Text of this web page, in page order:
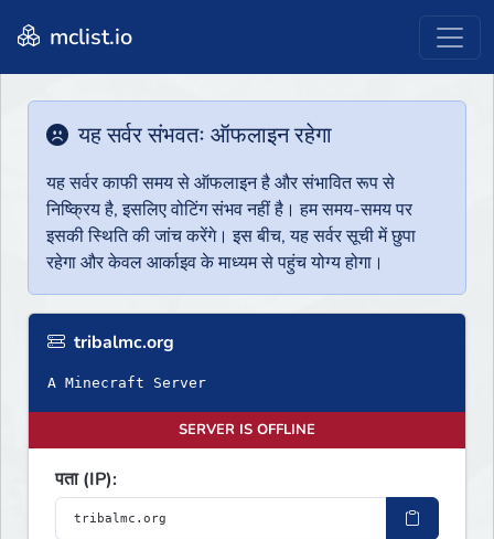
mclist.io
यह सर्वर संभवतः ऑफलाइन रहेगा
यह सर्वर काफी समय से ऑफलाइन है और संभावित रूप से
निष्क्रिय है, इसलिए वोटिंग संभव नहीं है। हम समय-समय पर
इसकी स्थिति की जांच करेंगे। इस बीच, यह सर्वर सूची में छुपा
रहेगा और केवल आर्काइव के माध्यम से पहुंच योग्य होगा।
tribalmc.org
A Minecraft Server
SERVER IS OFFLINE
पता (IP):